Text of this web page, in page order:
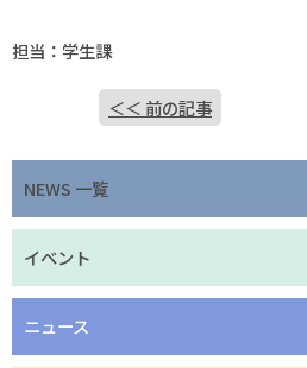
担当：学生課
＜＜ 前の記事
NEWS 一覧
イベント
ニュース